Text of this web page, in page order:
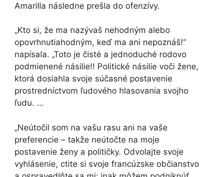
Amarilla následne prešla do ofenzívy.
„Kto si, že ma nazývaš nehodným alebo
opovrhnutiahodným, keď ma ani nepoznáš!“
napísala. „Toto je čisté a jednoduché rodovo
podmienené násilie!! Politické násilie voči žene,
ktorá dosiahla svoje súčasné postavenie
prostredníctvom ľudového hlasovania svojho
ľudu. …
„Neútočil som na vašu rasu ani na vaše
preferencie – takže neútočte na moje
postavenie ženy a političky. Odvolajte svoje
vyhlásenie, ctite si svoje francúzske občianstvo